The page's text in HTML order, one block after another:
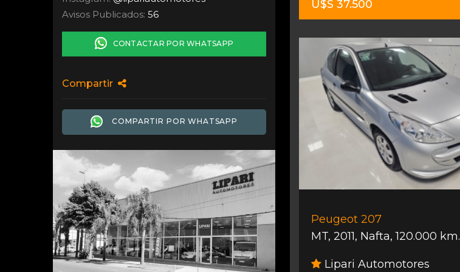
Avisos Publicados: 56
CONTACTAR POR WHATSAPP
Compartir
COMPARTIR POR WHATSAPP
U$S 37.500
Peugeot 207
MT, 2011, Nafta,120.000 km.
Lipari Automotores